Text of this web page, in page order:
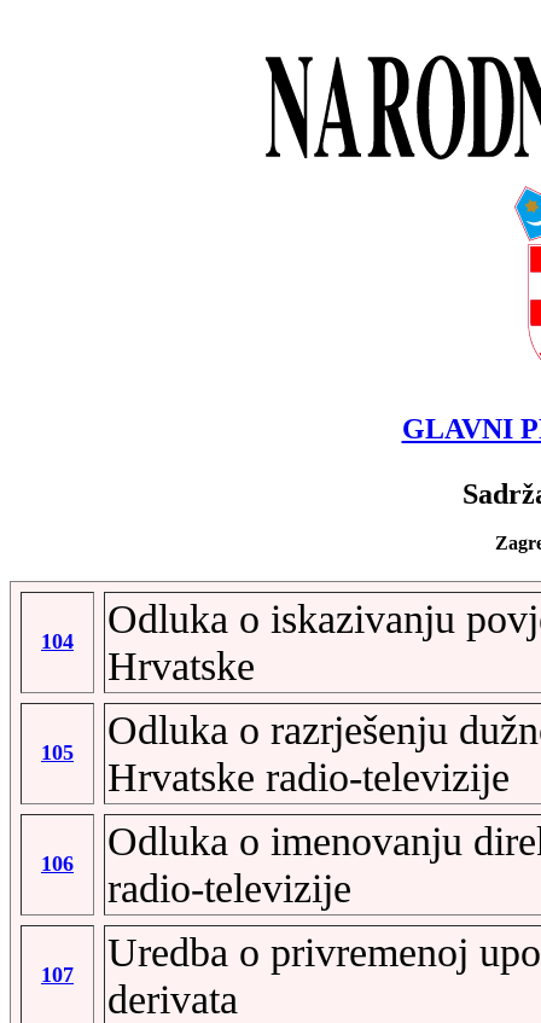
GLAVNI
104
Odluka o iskazivanju
Hrvatske
105
Odluka o razrješenju
Hrvatske radio-televizije
106
Odluka o imenovanju
radio-televizije
107
Uredba o privremenoj
derivata